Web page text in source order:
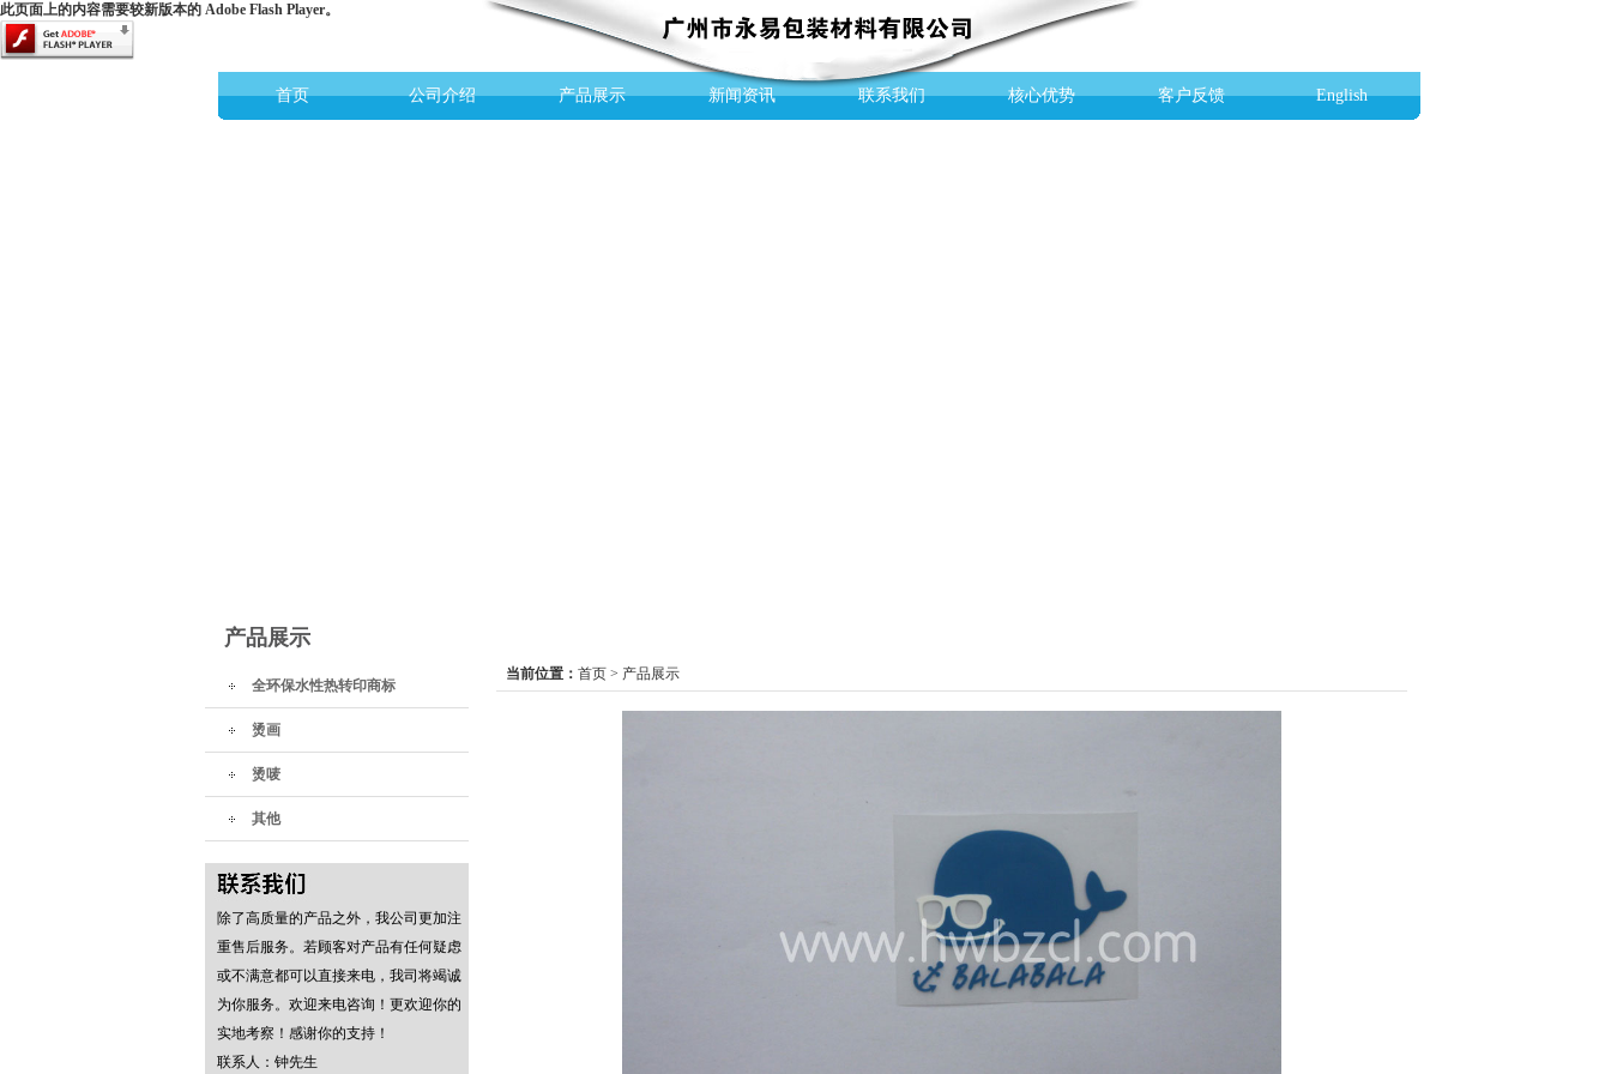
首页 公司介绍 产品展示 新闻资讯 联系我们 核心优势 客户反馈 English
此页面上的内容需要较新版本的 Adobe Flash Player。
产品展示
全环保水性热转印商标
烫画
烫唛
其他
除了高质量的产品之外，我公司更加注
重售后服务。若顾客对产品有任何疑虑
或不满意都可以直接来电，我司将竭诚
为你服务。欢迎来电咨询！更欢迎你的
实地考察！感谢你的支持！
联系人：钟先生
当前位置： 首页> 产品展示